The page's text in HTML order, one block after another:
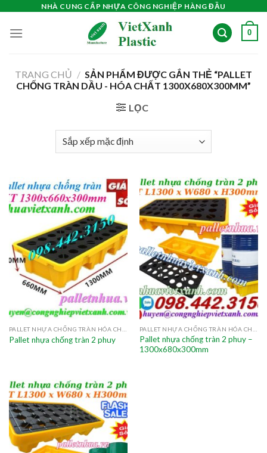
content
NHÀ CUNG CẤP NHỰA CÔNG NGHIỆP HÀNG ĐẦU
0
TRANG CHỦ / SẢN PHẨM ĐƯỢC GẮN THẺ “PALLET
CHỐNG TRÀN DẦU - HÓA CHẤT 1300X680X300MM”
LỌC
Pallet nhựa chống tràn 2 phuy
Pallet nhựa chống tràn 2 phuy –
1300x680x300mm